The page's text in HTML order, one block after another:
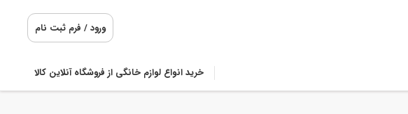
ورود / فرم ثبت نام
خرید انواع لوازم خانگی از فروشگاه آنلاین کالا